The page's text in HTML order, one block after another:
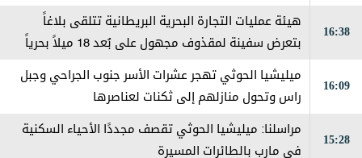
16:38
هيئة عمليات التجارة البحرية البريطانية تتلقى بلاغاً
بتعرض سفينة لمقذوف مجهول على بُعد 18 ميلاً بحرياً
حريق على متنها وتم إخماده
16:09
ميليشيا الحوثي تهجر عشرات الأسر جنوب الجراحي وجبل
راس وتحول منازلهم إلى ثكنات لعناصرها
15:28
مراسلنا: ميليشيا الحوثي تقصف مجددًا الأحياء السكنية
في مارب بالطائرات المسيرة